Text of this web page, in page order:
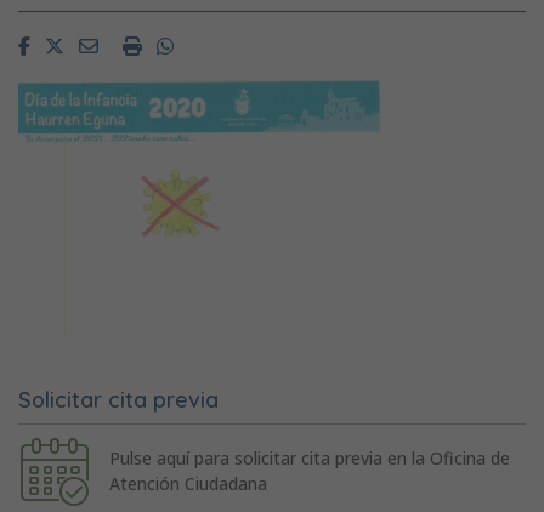
FacebookTwitterEmailImprimirWhatsapp
Solicitar cita previa
Pulse aquí para solicitar cita previa en la Oficina de
Atención Ciudadana